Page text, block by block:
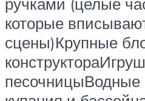
которые
сцены)Крупные
песочницыВодные